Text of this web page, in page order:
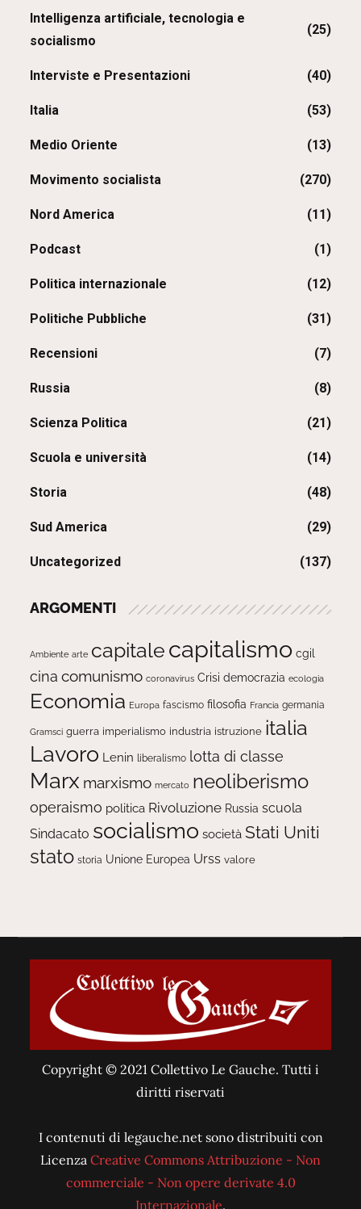
Intelligenza artificiale, tecnologia e
socialismo
(25)
Interviste e Presentazioni (40)
Italia (53)
Medio Oriente (13)
Movimento socialista (270)
Nord America (11)
Podcast (1)
Politica internazionale (12)
Politiche Pubbliche (31)
Recensioni (7)
Russia (8)
Scienza Politica (21)
Scuola e università (14)
Storia (48)
Sud America (29)
Uncategorized (137)
ARGOMENTI
Ambiente arte capitale capitalismo cgil
cina comunismo coronavirus Crisi democrazia ecologia
Economia Europa fascismo filosofia Francia germania
Gramsci guerra imperialismo industria istruzione italia
Lavoro Lenin liberalismo lotta di classe
Marx marxismo mercato neoliberismo
operaismo politica Rivoluzione Russia scuola
Sindacato socialismo società Stati Uniti
stato storia Unione Europea Urss valore
Copyright © 2021 Collettivo Le Gauche. Tutti i
diritti riservati
I contenuti di legauche.net sono distribuiti con
Licenza Creative Commons Attribuzione - Non
commerciale - Non opere derivate 4.0
Internazionale.